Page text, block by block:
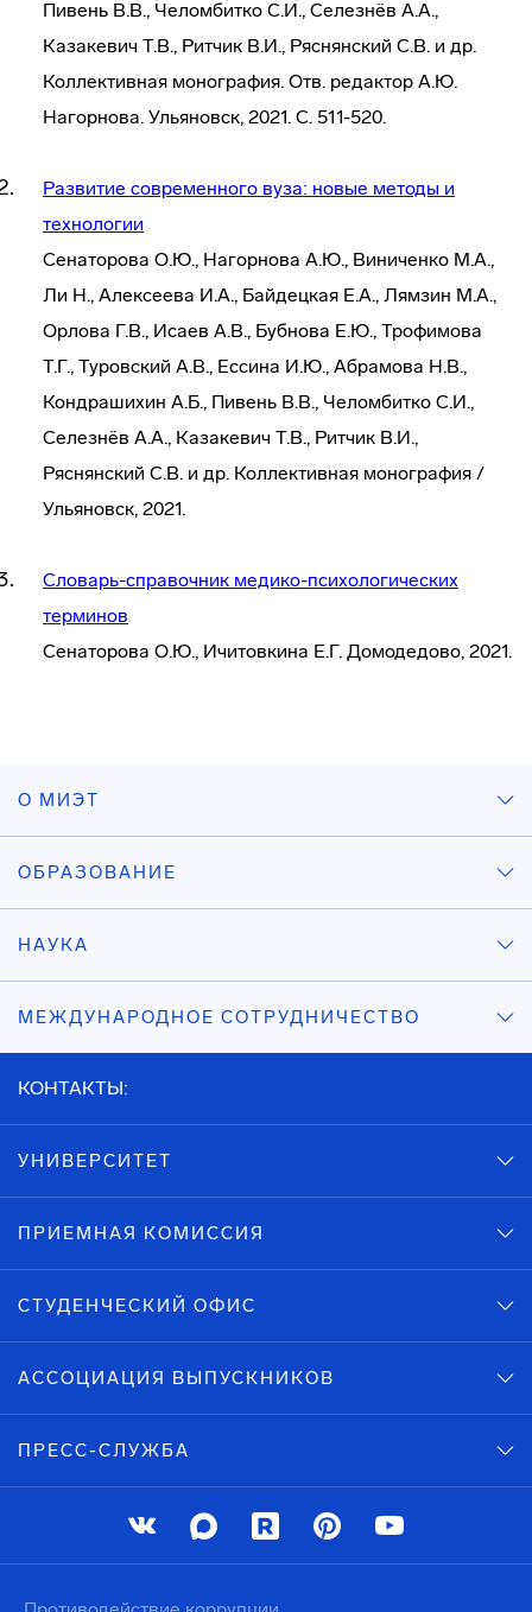
Пивень В.В., Челомбитко С.И., Селезнёв А.А.,
Казакевич Т.В., Ритчик В.И., Ряснянский С.В. и др.
Коллективная монография. Отв. редактор А.Ю.
Нагорнова. Ульяновск, 2021. С. 511-520.
Развитие современного вуза: новые методы и
технологии
Сенаторова О.Ю., Нагорнова А.Ю., Виниченко М.А.,
Ли Н., Алексеева И.А., Байдецкая Е.А., Лямзин М.А.,
Орлова Г.В., Исаев А.В., Бубнова Е.Ю., Трофимова
Т.Г., Туровский А.В., Ессина И.Ю., Абрамова Н.В.,
Кондрашихин А.Б., Пивень В.В., Челомбитко С.И.,
Селезнёв А.А., Казакевич Т.В., Ритчик В.И.,
Ряснянский С.В. и др. Коллективная монография /
Ульяновск, 2021.
Словарь-справочник медико-психологических
терминов
Сенаторова О.Ю., Ичитовкина Е.Г. Домодедово, 2021.
О МИЭТ
ОБРАЗОВАНИЕ
НАУКА
МЕЖДУНАРОДНОЕ СОТРУДНИЧЕСТВО
КОНТАКТЫ:
УНИВЕРСИТЕТ
ПРИЕМНАЯ КОМИССИЯ
СТУДЕНЧЕСКИЙ ОФИС
АССОЦИАЦИЯ ВЫПУСКНИКОВ
ПРЕСС-СЛУЖБА